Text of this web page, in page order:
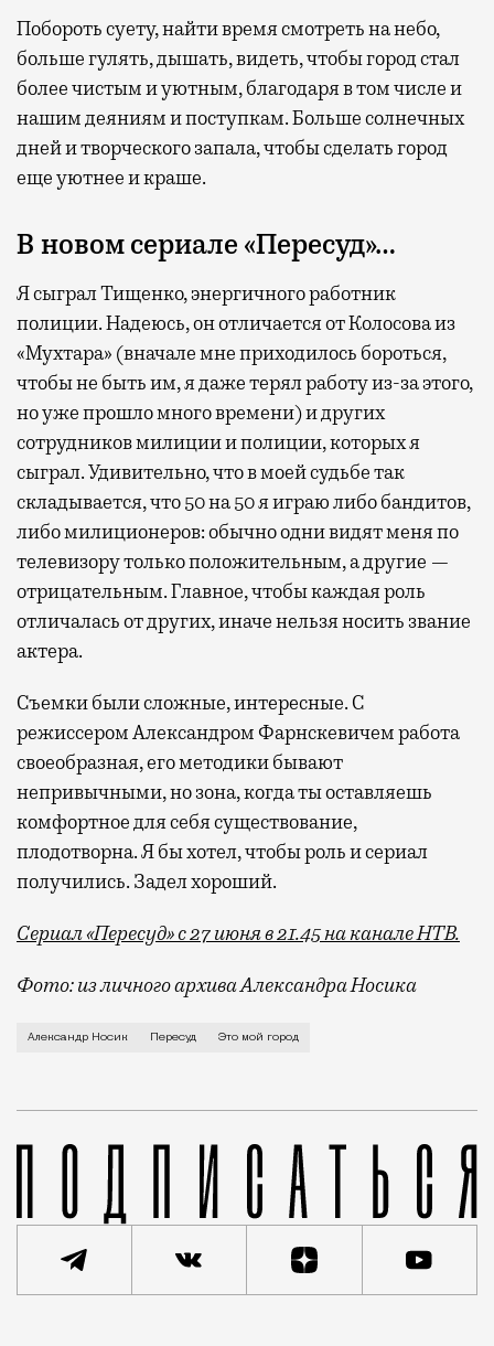
Побороть суету, найти время смотреть на небо,
больше гулять, дышать, видеть, чтобы город стал
более чистым и уютным, благодаря в том числе и
нашим деяниям и поступкам. Больше солнечных
дней и творческого запала, чтобы сделать город
еще уютнее и краше.
В новом сериале «Пересуд»…
Я сыграл Тищенко, энергичного работник
полиции. Надеюсь, он отличается от Колосова из
«Мухтара» (вначале мне приходилось бороться,
чтобы не быть им, я даже терял работу из-за этого,
но уже прошло много времени) и других
сотрудников милиции и полиции, которых я
сыграл. Удивительно, что в моей судьбе так
складывается, что 50 на 50 я играю либо бандитов,
либо милиционеров: обычно одни видят меня по
телевизору только положительным, а другие —
отрицательным. Главное, чтобы каждая роль
отличалась от других, иначе нельзя носить звание
актера.
Съемки были сложные, интересные. С
режиссером Александром Фарнскевичем работа
своеобразная, его методики бывают
непривычными, но зона, когда ты оставляешь
комфортное для себя существование,
плодотворна. Я бы хотел, чтобы роль и сериал
получились. Задел хороший.
Сериал «Пересуд» с 27 июня в 21.45 на канале НТВ.
Фото: из личного архива Александра Носика
О превращении города в арену для битвы и о том,
Александр Носик Пересуд Это мой город